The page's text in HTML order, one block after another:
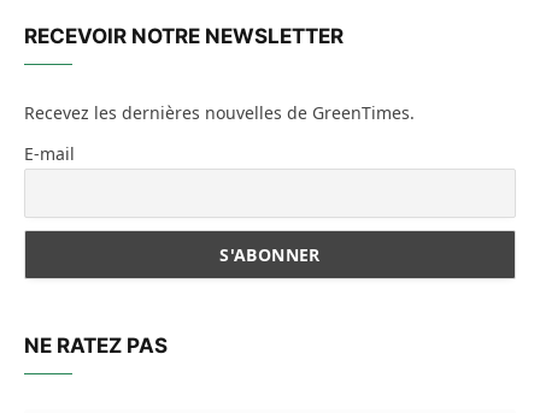
RECEVOIR NOTRE NEWSLETTER
Recevez les dernières nouvelles de GreenTimes.
E-mail
NE RATEZ PAS